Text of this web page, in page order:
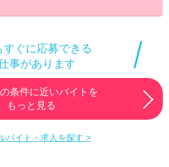
すぐに応募できる
事があります
条件に近いバイトを
もっと見る
バイト・求人を探す >